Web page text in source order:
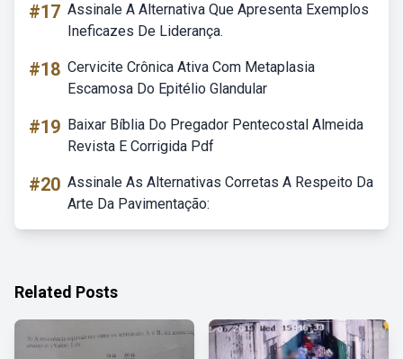
#17 Assinale A Alternativa Que Apresenta Exemplos
Ineficazes De Liderança.
#18 Cervicite Crônica Ativa Com Metaplasia
Escamosa Do Epitélio Glandular
#19 Baixar Bíblia Do Pregador Pentecostal Almeida
Revista E Corrigida Pdf
#20 Assinale As Alternativas Corretas A Respeito Da
Arte Da Pavimentação:
Related Posts